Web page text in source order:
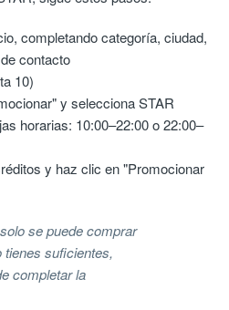
completando categoría, ciudad,
contacto
10)
y selecciona STAR
horarias: 10:00–22:00 o 22:00–
y haz clic en "Promocionar
se puede comprar
tienes suficientes,
completar la